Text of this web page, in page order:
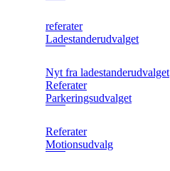
referater
Ladestanderudvalget
Nyt fra ladestanderudvalget
Referater
Parkeringsudvalget
Referater
Motionsudvalg